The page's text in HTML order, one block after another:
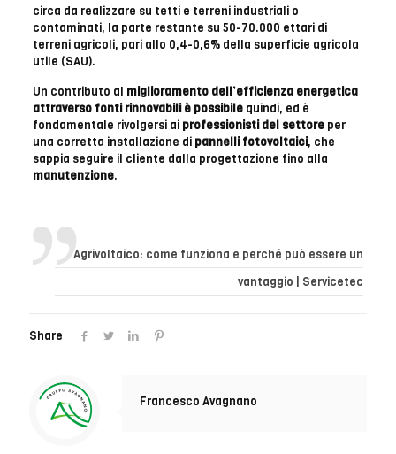
circa da realizzare su tetti e terreni industriali o
contaminati, la parte restante su 50-70.000 ettari di
terreni agricoli, pari allo 0,4-0,6% della superficie agricola
utile (SAU).
Un contributo al miglioramento dell’efficienza energetica
attraverso fonti rinnovabili è possibilequindi, ed è
fondamentale rivolgersi ai professionisti del settoreper
una corretta installazione di pannelli fotovoltaici, che
sappia seguire il cliente dalla progettazione fino alla
manutenzione.
Agrivoltaico: come funziona e perché può essere un
vantaggio | Servicetec
Share
Francesco Avagnano